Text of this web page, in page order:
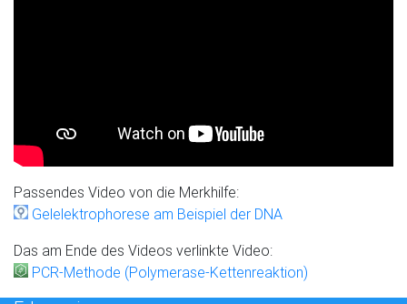
Passendes Video von die Merkhilfe:
Gelelektrophorese am Beispiel der DNA
Das am Ende des Videos verlinkte Video:
PCR-Methode (Polymerase-Kettenreaktion)